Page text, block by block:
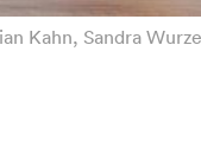
Kahn, Sandra